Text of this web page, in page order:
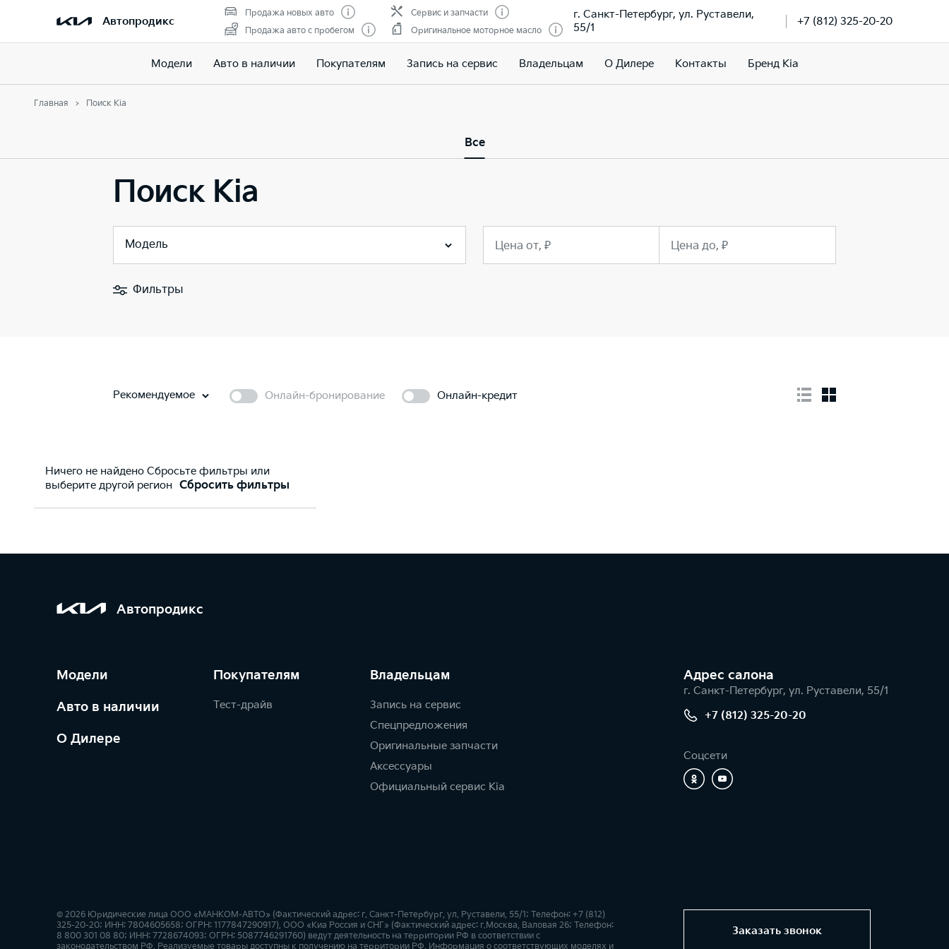
Автопродикс
Продажа новых авто
Продажа авто с пробегом
Сервис и запчасти
Оригинальное моторное масло
г. Санкт-Петербург, ул. Руставели,
55/1
+7 (812) 325-20-20
Модели Авто в наличии Покупателям Запись на сервис Владельцам О Дилере Контакты Бренд Kia
Главная Поиск Kia
Все
Поиск Kia
Модель Цена от, ₽ Цена до, ₽
Фильтры
Рекомендуемое Онлайн-бронирование Онлайн-кредит
Ничего не найдено Сбросьте фильтры или
выберите другой регион Сбросить фильтры
Автопродикс
Модели
Авто в наличии
О Дилере
Покупателям
Тест-драйв
Владельцам
Запись на сервис
Спецпредложения
Оригинальные запчасти
Аксессуары
Официальный сервис Kia
Адрес салонa
г. Санкт-Петербург, ул. Руставели, 55/1
+7 (812) 325-20-20
Соцсети
Заказать звонок
© 2026 Юридические лица ООО «МАНКОМ-АВТО» (Фактический адрес: г. Санкт-Петербург, ул. Руставели, 55/1; Телефон: +7 (812)
325-20-20; ИНН: 7804605658; ОГРН: 1177847290917), ООО «Киа Россия и СНГ» (Фактический адрес: г.Москва, Валовая 26; Телефон:
8 800 301 08 80; ИНН: 7728674093; ОГРН: 5087746291760) ведут деятельность на территории РФ в соответствии с
законодательством РФ. Реализуемые товары доступны к получению на территории РФ. Информация о соответствующих моделях и